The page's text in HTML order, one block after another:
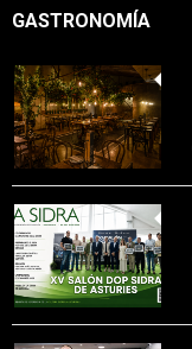
GASTRONOMÍA